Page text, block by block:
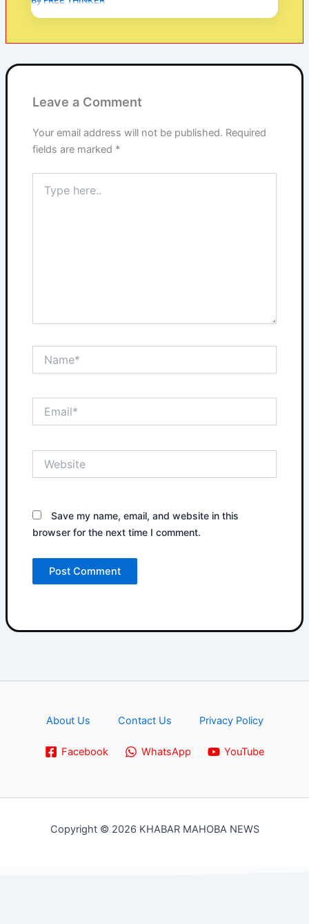
Leave a Comment
Your email address will not be published. Required
fields are marked *
here..
Save my name, email, and website in this
browser for the next time I comment.
About Us Contact Us Privacy Policy
Facebook WhatsApp YouTube
Copyright © 2026 KHABAR MAHOBA NEWS